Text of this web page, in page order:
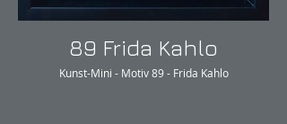
89 Frida Kahlo
Kunst-Mini - Motiv 89 - Frida Kahlo